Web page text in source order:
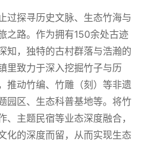
过探寻历史文脉、生态竹海与
之路。作为拥有150余处古迹
知，独特的古村群落与浩瀚的
里致力于深入挖掘竹子与历
推动竹编、竹雕（刻）等非遗
园区、生态科普基地等。将竹
主题民宿等业态深度融合，
化的深度而留，从而实现生态